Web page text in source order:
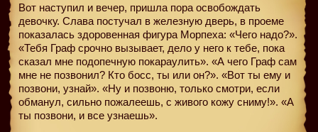
Вот наступил и вечер, пришла пора освобождать
девочку. Слава постучал в железную дверь, в проеме
показалась здоровенная фигура Морпеха: «Чего надо?».
«Тебя Граф срочно вызывает, дело у него к тебе, пока
сказал мне подопечную покараулить». «А чего Граф сам
мне не позвонил? Кто босс, ты или он?». «Вот ты ему и
позвони, узнай». «Ну и позвоню, только смотри, если
обманул, сильно пожалеешь, с живого кожу сниму!». «А
ты позвони, и все узнаешь».